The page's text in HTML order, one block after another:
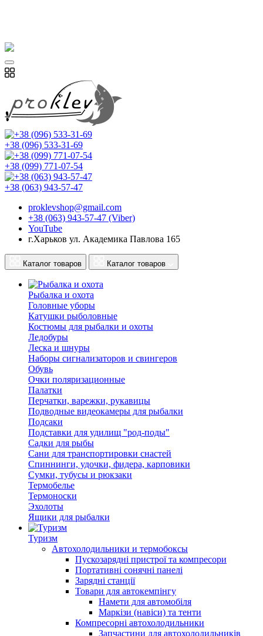
+38 (096) 533-31-69
+38 (099) 771-07-54
+38 (063) 943-57-47
proklevshop@gmail.com
+38 (063) 943-57-47 (Viber)
YouTube
г.Харьков ул. Академика Павлова 165
Каталог товаров Каталог товаров
Рыбалка и охота
Головные уборы
Катушки рыболовные
Костюмы для рыбалки и охоты
Ледобуры
Леска и шнуры
Наборы сигнализаторов и свингеров
Обувь
Очки поляризационные
Палатки
Перчатки, варежки, рукавицы
Подводные видеокамеры для рыбалки
Подсаки
Подставки для удилищ "род-поды"
Садки для рыбы
Сани для транспортировки снастей
Спиннинги, удочки, фидера, карповики
Сумки, тубусы и рюкзаки
Термобелье
Термоноски
Эхолоты
Ящики для рыбалки
Туризм
Автохолодильники и термобоксы
Пускозарядні пристрої та компресори
Портативні сонячні панелі
Зарядні станції
Товари для автокемпінгу
Намети для автомобіля
Маркізи (навіси) та тенти
Компресорні автохолодильники
Запчастини для автохолодильників